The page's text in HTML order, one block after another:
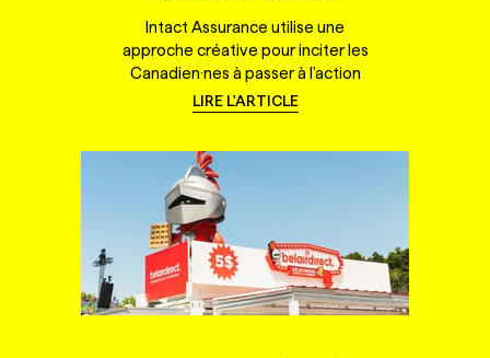
Intact Assurance utilise une
approche créative pour inciter les
Canadien·nes à passer à l'action
LIRE L'ARTICLE